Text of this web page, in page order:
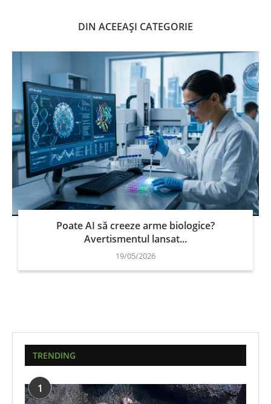
DIN ACEEAȘI CATEGORIE
Poate AI să creeze arme biologice?
Avertismentul lansat...
19/05/2026
TRENDING
1